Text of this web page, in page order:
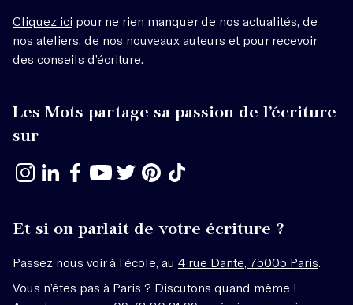
Cliquez ici pour ne rien manquer de nos actualités, de
nos ateliers, de nos nouveaux auteurs et pour recevoir
des conseils d’écriture.
Les Mots partage sa passion de l’écriture
sur
Et si on parlait de votre écriture ?
Passez nous voir à l’école, au 4 rue Dante, 75005 Paris.
Vous n’êtes pas à Paris ? Discutons quand même !